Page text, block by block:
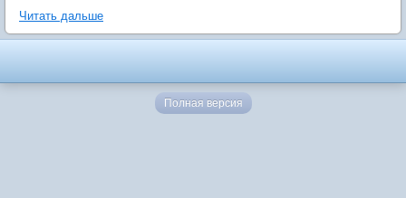
Читать дальше
Полная версия